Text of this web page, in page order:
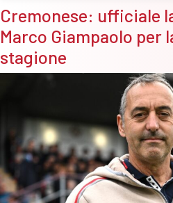
Cremonese: ufficiale
Marco Giampaolo per
stagione